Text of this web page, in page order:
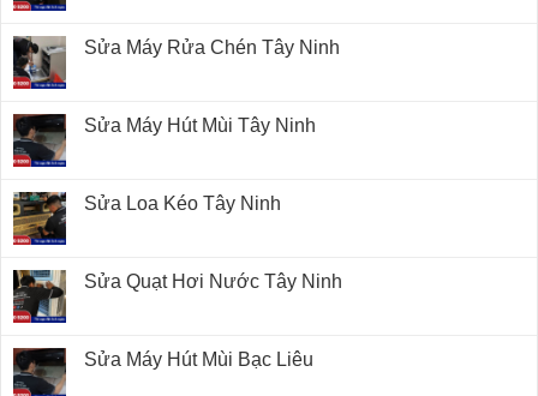
Sửa Máy Rửa Chén Tây Ninh
Sửa Máy Hút Mùi Tây Ninh
Sửa Loa Kéo Tây Ninh
Sửa Quạt Hơi Nước Tây Ninh
Sửa Máy Hút Mùi Bạc Liêu